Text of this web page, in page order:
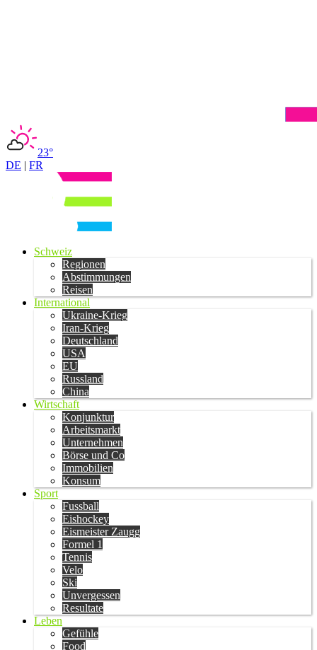
23°
DE | FR
Schweiz
Regionen
Abstimmungen
Reisen
International
Ukraine-Krieg
Iran-Krieg
Deutschland
USA
EU
Russland
China
Wirtschaft
Konjunktur
Arbeitsmarkt
Unternehmen
Börse und Co
Immobilien
Konsum
Sport
Fussball
Eishockey
Eismeister Zaugg
Formel 1
Tennis
Velo
Ski
Unvergessen
Resultate
Leben
Gefühle
Food